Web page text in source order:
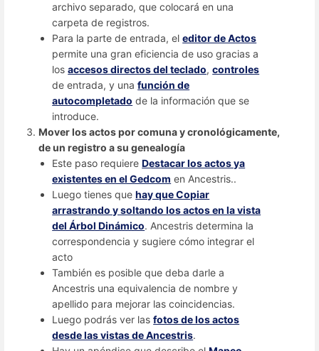
archivo separado, que colocará en una
carpeta de registros.
Para la parte de entrada, eleditor de Actos
permite una gran eficiencia de uso gracias a
losaccesos directos del teclado,controles
de entrada, y unafunción de
autocompletado de la información que se
introduce.
Mover los actos por comuna y cronológicamente,
de un registro a su genealogía
Este paso requiereDestacar los actos ya
existentes en el Gedcom en Ancestris..
Luego tienes quehay que Copiar
arrastrando y soltando los actos en la vista
del Árbol Dinámico. Ancestris determina la
correspondencia y sugiere cómo integrar el
acto
También es posible que deba darle a
Ancestris una equivalencia de nombre y
apellido para mejorar las coincidencias.
Luego podrás ver lasfotos de los actos
desde las vistas de Ancestris.